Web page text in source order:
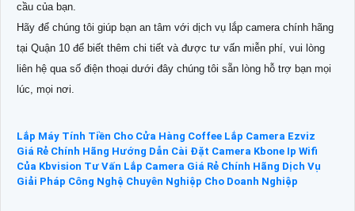
cầu của bạn.
Hãy để chúng tôi giúp bạn an tâm với dịch vụ lắp camera chính hãng
tại Quận 10 để biết thêm chi tiết và được tư vấn miễn phí, vui lòng
liên hệ qua số điện thoại dưới đây chúng tôi sẵn lòng hỗ trợ bạn mọi
lúc, mọi nơi.
Lắp Máy Tính Tiền Cho Cửa Hàng Coffee Lắp Camera Ezviz
Giá Rẻ Chính Hãng Hướng Dẫn Cài Đặt Camera Kbone Ip Wifi
Của Kbvision Tư Vấn Lắp Camera Giá Rẻ Chính Hãng Dịch Vụ
Giải Pháp Công Nghệ Chuyên Nghiệp Cho Doanh Nghiệp